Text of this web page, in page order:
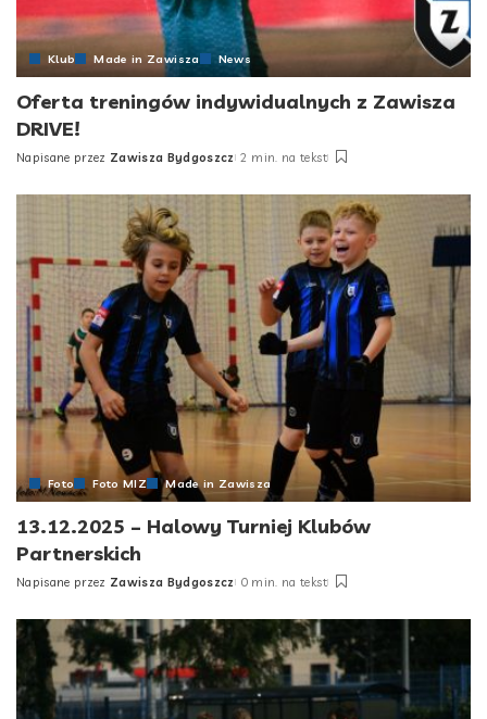
Klub Made in Zawisza News
Oferta treningów indywidualnych z Zawisza
DRIVE!
Posted
Napisane przez Zawisza Bydgoszcz 2 min. na tekst
Foto Foto MIZ Made in Zawisza
13.12.2025 – Halowy Turniej Klubów
Partnerskich
Posted
Napisane przez Zawisza Bydgoszcz 0 min. na tekst